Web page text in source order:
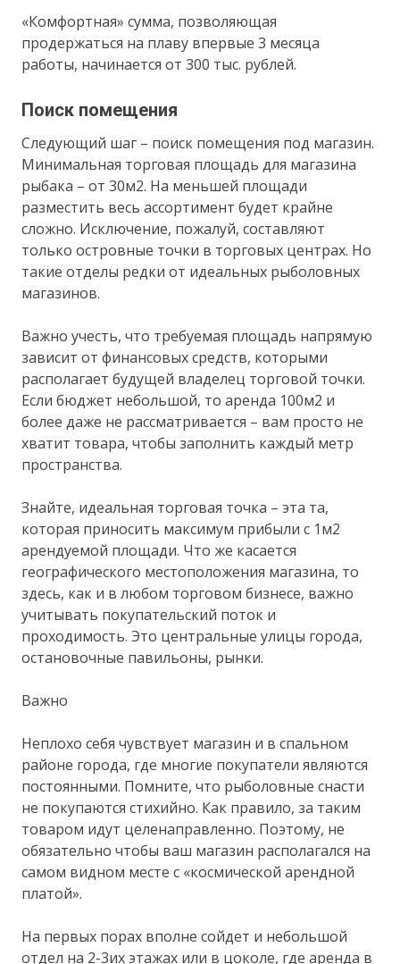
«Комфортная» сумма, позволяющая
продержаться на плаву впервые 3 месяца
работы, начинается от 300 тыс. рублей.
Поиск помещения
Следующий шаг – поиск помещения под магазин.
Минимальная торговая площадь для магазина
рыбака – от 30м2. На меньшей площади
разместить весь ассортимент будет крайне
сложно. Исключение, пожалуй, составляют
только островные точки в торговых центрах. Но
такие отделы редки от идеальных рыболовных
магазинов.
Важно учесть, что требуемая площадь напрямую
зависит от финансовых средств, которыми
располагает будущей владелец торговой точки.
Если бюджет небольшой, то аренда 100м2 и
более даже не рассматривается – вам просто не
хватит товара, чтобы заполнить каждый метр
пространства.
Знайте, идеальная торговая точка – эта та,
которая приносить максимум прибыли с 1м2
арендуемой площади. Что же касается
географического местоположения магазина, то
здесь, как и в любом торговом бизнесе, важно
учитывать покупательский поток и
проходимость. Это центральные улицы города,
остановочные павильоны, рынки.
Важно
Неплохо себя чувствует магазин и в спальном
районе города, где многие покупатели являются
постоянными. Помните, что рыболовные снасти
не покупаются стихийно. Как правило, за таким
товаром идут целенаправленно. Поэтому, не
обязательно чтобы ваш магазин располагался на
самом видном месте с «космической арендной
платой».
На первых порах вполне сойдет и небольшой
отдел на 2-3их этажах или в цоколе, где аренда в